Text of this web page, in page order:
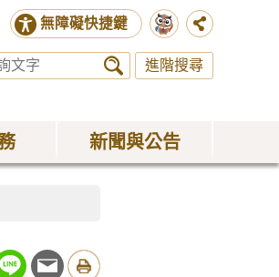
無障礙快捷鍵
進階搜尋
新聞與公告